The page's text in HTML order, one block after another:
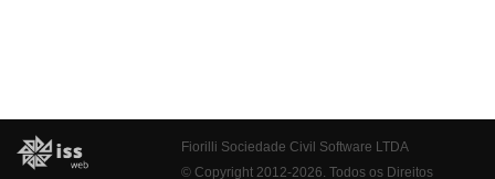
Fiorilli Sociedade Civil Software LTDA
© Copyright 2012-2026. Todos os Direitos